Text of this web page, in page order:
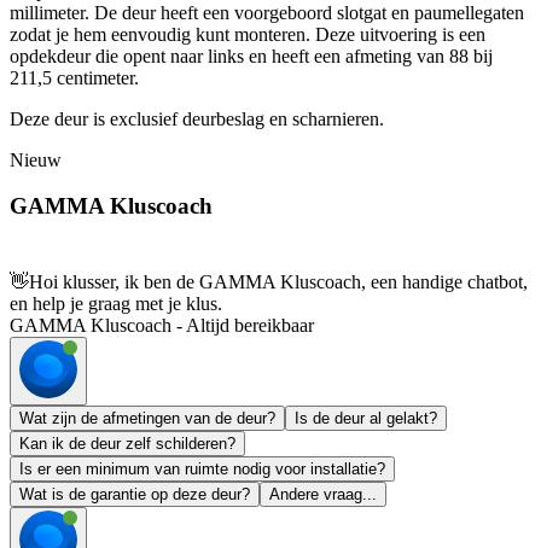
millimeter. De deur heeft een voorgeboord slotgat en paumellegaten
zodat je hem eenvoudig kunt monteren. Deze uitvoering is een
opdekdeur die opent naar links en heeft een afmeting van 88 bij
211,5 centimeter.
Deze deur is exclusief deurbeslag en scharnieren.
Nieuw
GAMMA Kluscoach
👋Hoi klusser, ik ben de GAMMA Kluscoach, een handige chatbot,
en help je graag met je klus.
GAMMA Kluscoach - Altijd bereikbaar
Wat zijn de afmetingen van de deur?
Is de deur al gelakt?
Kan ik de deur zelf schilderen?
Is er een minimum van ruimte nodig voor installatie?
Wat is de garantie op deze deur?
Andere vraag...